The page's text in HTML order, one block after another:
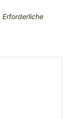
Erforderliche